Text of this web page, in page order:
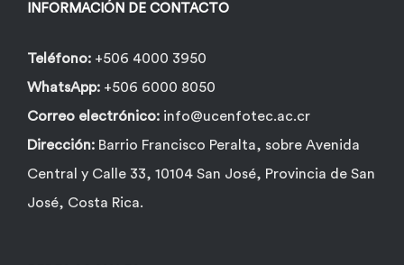
INFORMACIÓN DE CONTACTO
Teléfono: +506 4000 3950
WhatsApp: +506 6000 8050
Correo electrónico: info@ucenfotec.ac.cr
Dirección: Barrio Francisco Peralta, sobre Avenida
Central y Calle 33, 10104 San José, Provincia de San
José, Costa Rica.